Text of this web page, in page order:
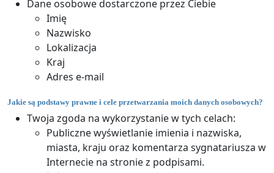
Dane osobowe dostarczone przez Ciebie
Imię
Nazwisko
Lokalizacja
Kraj
Adres e-mail
Jakie są podstawy prawne i cele przetwarzania moich danych osobowych?
Twoja zgoda na wykorzystanie w tych celach:
Publiczne wyświetlanie imienia i nazwiska,
miasta, kraju oraz komentarza sygnatariusza w
Internecie na stronie z podpisami.